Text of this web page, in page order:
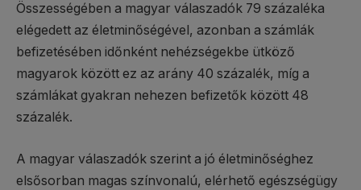
Összességében a magyar válaszadók 79 százaléka
elégedett az életminőségével, azonban a számlák
befizetésében időnként nehézségekbe ütköző
magyarok között ez az arány 40 százalék, míg a
számlákat gyakran nehezen befizetők között 48
százalék.
A magyar válaszadók szerint a jó életminőséghez
elsősorban magas színvonalú, elérhető egészségügy